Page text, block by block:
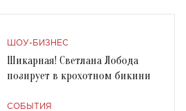
ШОУ-БИЗНЕС
Шикарная! Светлана Лобода
позирует в крохотном бикини
СОБЫТИЯ